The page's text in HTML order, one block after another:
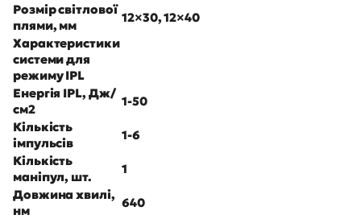
Розмір світлової
плями, мм
12×30, 12×40
Характеристики
системи для
режиму IPL
Енергія IPL, Дж/
см2
1-50
Кількість
імпульсів
1-6
Кількість
маніпул, шт.
1
Довжина хвилі,
нм
640